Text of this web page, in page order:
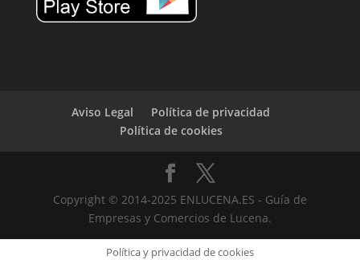
Aviso Legal
Política de privacidad
Política de cookies
Copyright © 2014-2025 ENLUCENA.ES - Guía de
Empresas y Comercios de Lucena.
Política y privacidad de cookies